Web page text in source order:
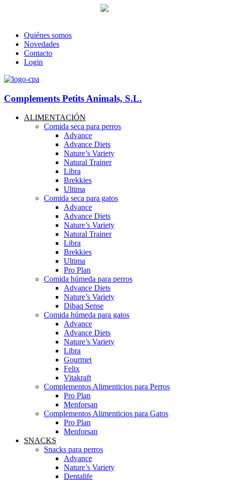
Quiénes somos
Novedades
Contacto
Login
Complements Petits Animals, S.L.
ALIMENTACIÓN
Comida seca para perros
Advance
Advance Diets
Nature’s Variety
Natural Trainer
Libra
Brekkies
Ultima
Comida seca para gatos
Advance
Advance Diets
Nature’s Variety
Natural Trainer
Libra
Brekkies
Ultima
Pro Plan
Comida húmeda para perros
Advance Diets
Nature’s Variety
Dibaq Sense
Comida húmeda para gatos
Advance
Advance Diets
Nature’s Variety
Libra
Gourmet
Felix
Vitakraft
Complementos Alimenticios para Perros
Pro Plan
Menforsan
Complementos Alimenticios para Gatos
Pro Plan
Menforsan
SNACKS
Snacks para perros
Advance
Nature’s Variety
Dentalife